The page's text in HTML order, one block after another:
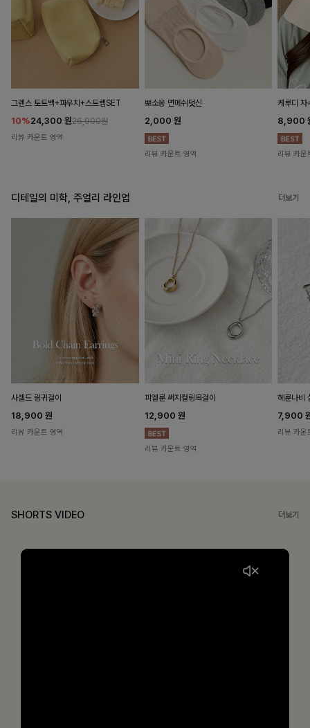
그렌스 토트백+파우치+스트랩SET
10%24,300 원26,900원
리뷰 카운트 영역
뽀소옹 면메쉬덧신
2,000 원
리뷰 카운트 영역
케루디 자
8,900
리뷰 카운
디테일의 미학, 주얼리 라인업 더보기
사셀드 링귀걸이
18,900 원
리뷰 카운트 영역
피엘룬 써지컬링목걸이
12,900 원
리뷰 카운트 영역
헤룬나비
7,900
리뷰 카운
SHORTS VIDEO 더보기